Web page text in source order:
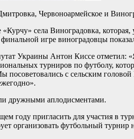
Червоноармейское и
«Курчу» села Виноградовка,
игре виноградовцы
Украины Антон Киссе отметил:
турниров по футболу,
посоветовались с сельским
дружными аплодисментами.
году пригласить для участия в
организовать футбольный